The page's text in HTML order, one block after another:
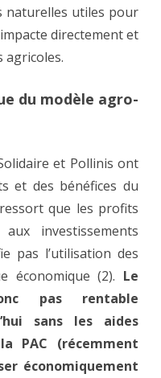
naturelles utiles pour
directement et
agricoles.
du modèle agro-
et Pollinis ont
et des bénéfices du
que les profits
investissements
pas l’utilisation des
économique (2). Le
pas rentable
sans les aides
la PAC (récemment
économiquement